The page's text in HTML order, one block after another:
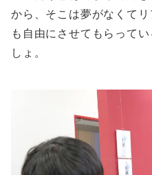
から、そこは夢がなくて
も自由にさせてもらって
しょ。